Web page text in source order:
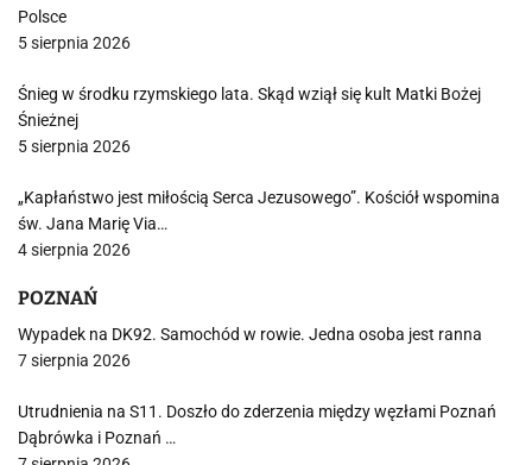
Polsce
5 sierpnia 2026
Śnieg w środku rzymskiego lata. Skąd wziął się kult Matki Bożej
Śnieżnej
5 sierpnia 2026
„Kapłaństwo jest miłością Serca Jezusowego”. Kościół wspomina
św. Jana Marię Via…
4 sierpnia 2026
POZNAŃ
Wypadek na DK92. Samochód w rowie. Jedna osoba jest ranna
7 sierpnia 2026
Utrudnienia na S11. Doszło do zderzenia między węzłami Poznań
Dąbrówka i Poznań …